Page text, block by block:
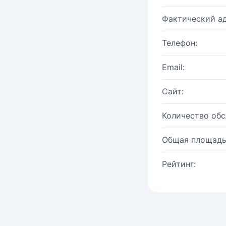
Фактический
Телефон:
Email:
Сайт:
Количество
Общая
Рейтинг: